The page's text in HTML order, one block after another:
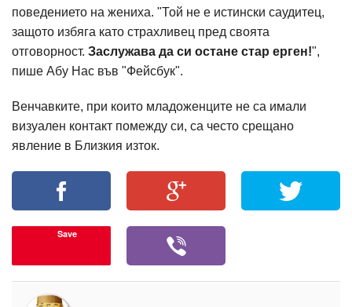
поведението на жениха. "Той не е истински саудитец,
защото избяга като страхливец пред своята
отговорност. Заслужава да си остане стар ерген!",
пише Абу Нас във "Фейсбук".
Венчавките, при които младоженците не са имали
визуален контакт помежду си, са често срещано
явление в Близкия изток.
Save